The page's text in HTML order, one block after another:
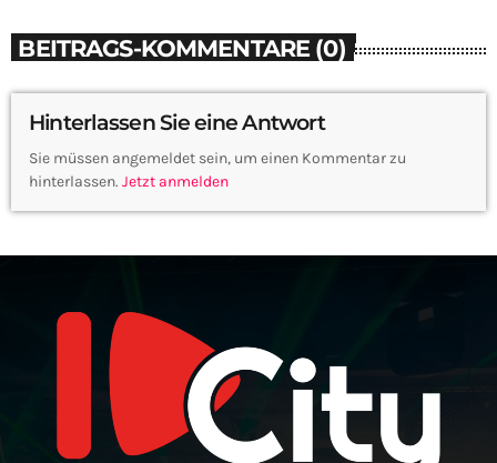
BEITRAGS-KOMMENTARE (0)
Hinterlassen Sie eine Antwort
Sie müssen angemeldet sein, um einen Kommentar zu
hinterlassen. Jetzt anmelden